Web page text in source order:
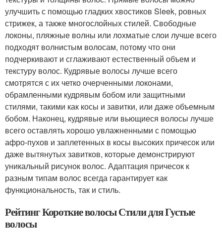
улучшить с помощью гладких хвостиков Sleek, ровных
стрижек, а также многослойных стилей. Свободные
локоны, пляжные волны или лохматые слои лучше всего
подходят волнистым волосам, потому что они
подчеркивают и сглаживают естественный объем и
текстуру волос. Кудрявые волосы лучше всего
смотрятся с их четко очерченными локонами,
обрамленными кудрявым бобом или защитными
стилями, такими как косы и завитки, или даже объемным
бобом. Наконец, кудрявые или вьющиеся волосы лучше
всего оставлять хорошо увлажненными с помощью
афро-пухов и заплетенных в косы высоких причесок или
даже вытянутых завитков, которые демонстрируют
уникальный рисунок волос. Адаптация причесок к
разным типам волос всегда гарантирует как
функциональность, так и стиль.
Рейтинг Короткие волосы Стили для Густые
волосы